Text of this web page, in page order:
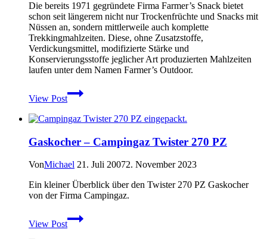
im
Praxistest
Die bereits 1971 gegründete Firma Farmer’s Snack bietet
schon seit längerem nicht nur Trockenfrüchte und Snacks mit
Nüssen an, sondern mittlerweile auch komplette
Trekkingmahlzeiten. Diese, ohne Zusatzstoffe,
Verdickungsmittel, modifizierte Stärke und
Konservierungsstoffe jeglicher Art produzierten Mahlzeiten
laufen unter dem Namen Farmer’s Outdoor.
View Post
Trekkinggerichte
von
Outdoor
Gaskocher – Campingaz Twister 270 PZ
VonMichael 21. Juli 20072. November 2023
Ein kleiner Überblick über den Twister 270 PZ Gaskocher
von der Firma Campingaz.
View Post
Gaskocher
–